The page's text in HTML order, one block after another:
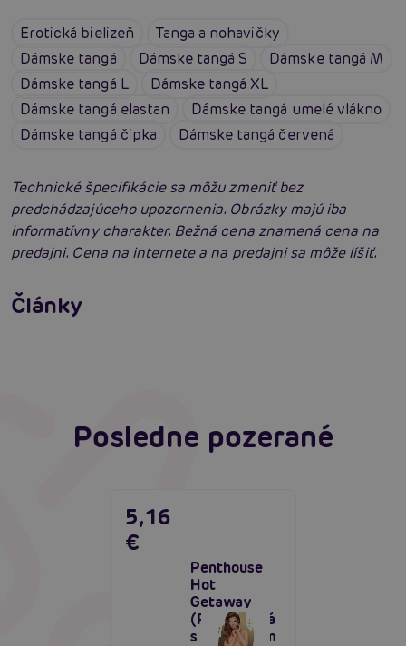
Erotická bielizeň
Tanga a nohavičky
Dámske tangá
Dámske tangá S
Dámske tangá M
Dámske tangá L
Dámske tangá XL
Dámske tangá elastan
Dámske tangá umelé vlákno
Dámske tangá čipka
Dámske tangá červená
Technické špecifikácie sa môžu zmeniť bez
predchádzajúceho upozornenia. Obrázky majú iba
informatívny charakter. Bežná cena znamená cena na
predajni. Cena na internete a na predajni sa môže líšiť.
Články
neodolateľne sexy
Čítať viacej
Erotická inteligencia: Príručka Sexiómov
Posledne pozerané
Penthouse
Hot
Getaway
(Red), tangá
s prestrihom
5,16
€